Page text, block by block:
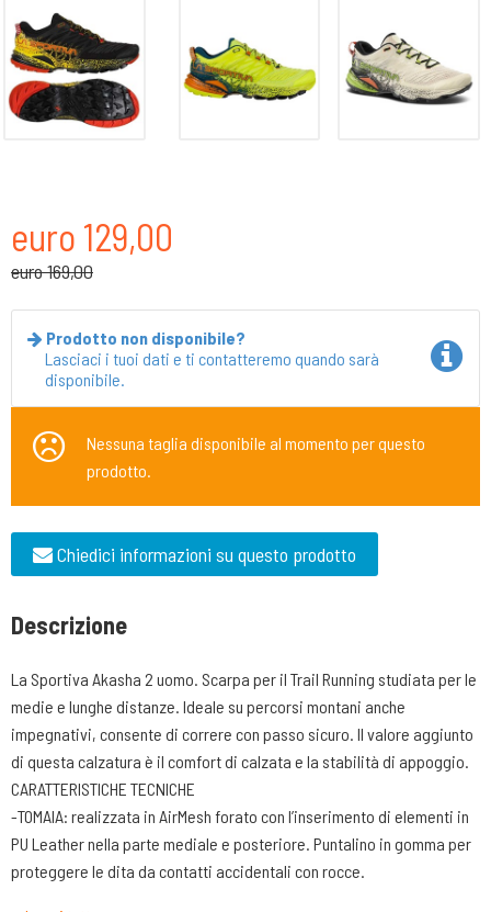
euro 129,00
euro 169,00
Prodotto non disponibile?
Lasciaci i tuoi dati e ti contatteremo quando sarà
disponibile.
Nessuna taglia disponibile al momento per questo
prodotto.
Chiedici informazioni su questo prodotto
Descrizione
La Sportiva Akasha 2 uomo. Scarpa per il Trail Running studiata per le
medie e lunghe distanze. Ideale su percorsi montani anche
impegnativi, consente di correre con passo sicuro. Il valore aggiunto
di questa calzatura è il comfort di calzata e la stabilità di appoggio.
CARATTERISTICHE TECNICHE
-TOMAIA: realizzata in AirMesh forato con l’inserimento di elementi in
PU Leather nella parte mediale e posteriore. Puntalino in gomma per
proteggere le dita da contatti accidentali con rocce.